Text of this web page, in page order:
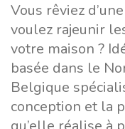
Vous rêviez
voulez rajeunir
votre maison ?
basée dans le
Belgique
conception et la